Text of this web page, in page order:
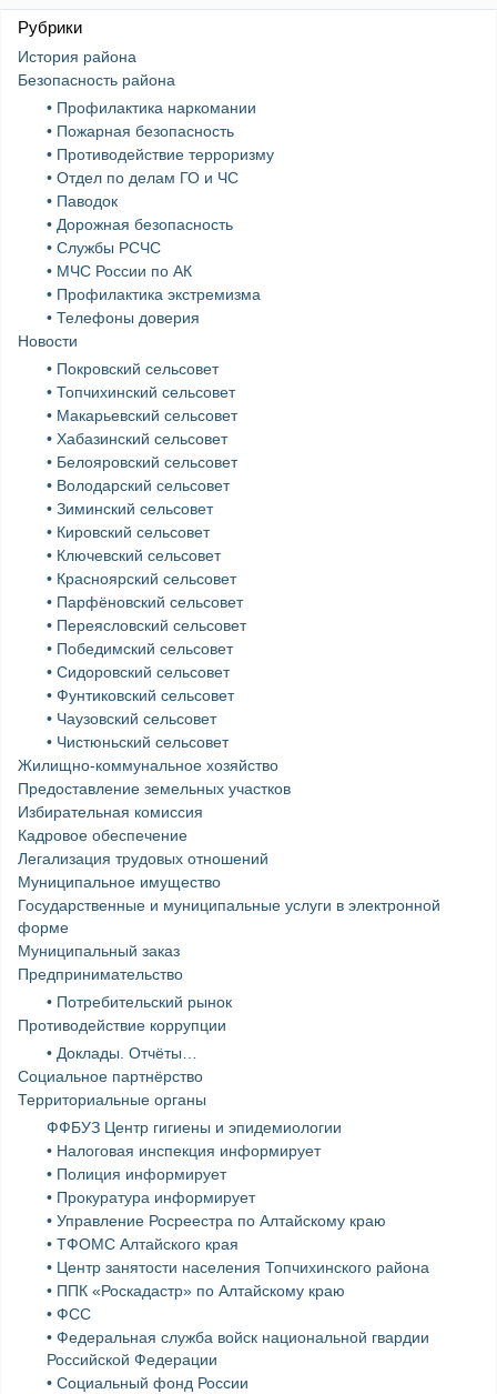
Рубрики
История района
Безопасность района
• Профилактика наркомании
• Пожарная безопасность
• Противодействие терроризму
• Отдел по делам ГО и ЧС
• Паводок
• Дорожная безопасность
• Службы РСЧС
• МЧС России по АК
• Профилактика экстремизма
• Телефоны доверия
Новости
• Покровский сельсовет
• Топчихинский сельсовет
• Макарьевский сельсовет
• Хабазинский сельсовет
• Белояровский сельсовет
• Володарский сельсовет
• Зиминский сельсовет
• Кировский сельсовет
• Ключевский сельсовет
• Красноярский сельсовет
• Парфёновский сельсовет
• Переясловский сельсовет
• Победимский сельсовет
• Сидоровский сельсовет
• Фунтиковский сельсовет
• Чаузовский сельсовет
• Чистюньский сельсовет
Жилищно-коммунальное хозяйство
Предоставление земельных участков
Избирательная комиссия
Кадровое обеспечение
Легализация трудовых отношений
Муниципальное имущество
Государственные и муниципальные услуги в электронной
форме
Муниципальный заказ
Предпринимательство
• Потребительский рынок
Противодействие коррупции
• Доклады. Отчёты…
Социальное партнёрство
Территориальные органы
ФФБУЗ Центр гигиены и эпидемиологии
• Налоговая инспекция информирует
• Полиция информирует
• Прокуратура информирует
• Управление Росреестра по Алтайскому краю
• ТФОМС Алтайского края
• Центр занятости населения Топчихинского района
• ППК «Роскадастр» по Алтайскому краю
• ФСС
• Федеральная служба войск национальной гвардии
Российской Федерации
• Социальный фонд России